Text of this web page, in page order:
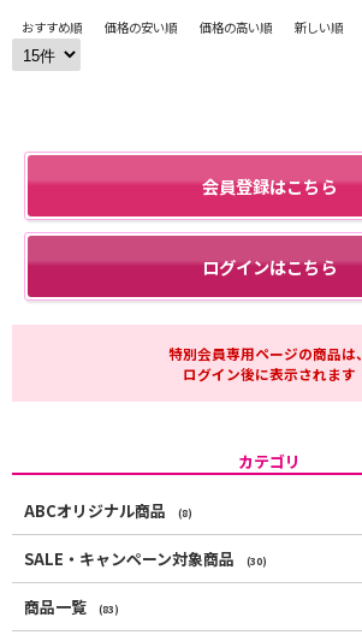
おすすめ順 価格の安い順 価格の高い順 新しい順
会員登録はこちら
ログインはこちら
特別会員専用ページの商品は、
ログイン後に表示されます
カテゴリ
ABCオリジナル商品 (8)
SALE・キャンペーン対象商品 (30)
商品一覧 (83)